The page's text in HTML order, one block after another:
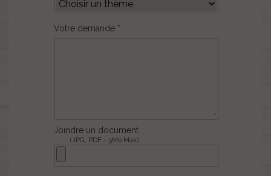
Votre demande *
Joindre un document
(JPG, PDF - 5Mo Max)